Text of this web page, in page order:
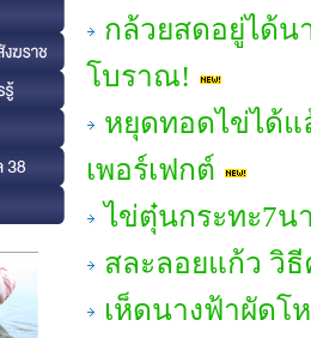
กล้วยสดอยู่ได้น
โบราณ!
หยุดทอดไข่ได้แ
เพอร์เฟกต์
ไข่ตุ๋นกระทะ7น
สละลอยแก้ว วิ
เห็ดนางฟ้าผัดโ